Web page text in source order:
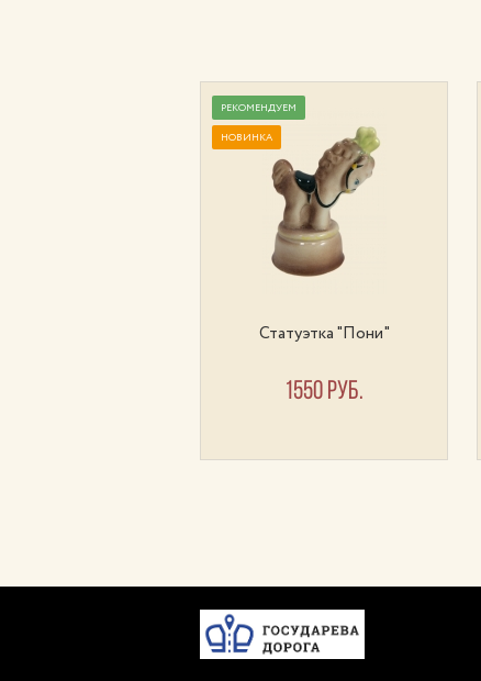
РЕКОМЕНДУЕМ
НОВИНКА
Статуэтка "Пони"
1550 руб.